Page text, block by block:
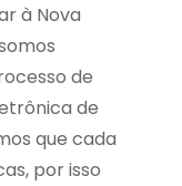
à Nova
de
de
que cada
por isso